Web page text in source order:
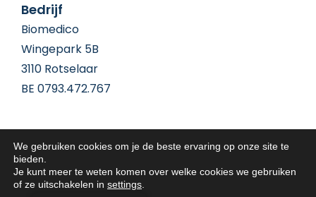
Bedrijf
Biomedico
Wingepark 5B
3110 Rotselaar
BE 0793.472.767
Menu
Home
Producten
We gebruiken cookies om je de beste ervaring op onze site te
bieden.
Je kunt meer te weten komen over welke cookies we gebruiken
of ze uitschakelen in settings